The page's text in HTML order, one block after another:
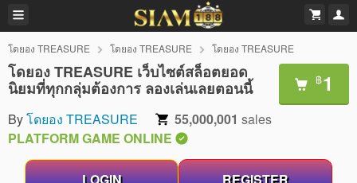
โดยอง TREASURE โดยอง TREASURE โดยอง TREASURE
โดยอง TREASURE เว็บไซต์สล็อตยอด
นิยมที่ทุกกลุ่มต้องการ ลองเล่นเลยตอนนี้
฿1
Byโดยอง TREASURE 55,000,001 sales
PLATFORM GAME ONLINE